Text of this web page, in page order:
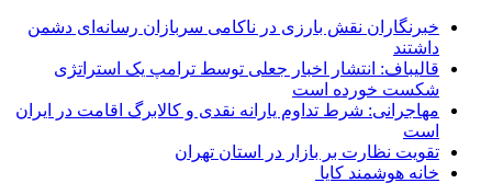
خبرنگاران نقش بارزی در ناکامی سربازان رسانه‌ای دشمن
داشتند
قالیباف: انتشار اخبار جعلی توسط ترامپ یک استراتژی
شکست خورده است
مهاجرانی: شرط تداوم یارانه نقدی و کالابرگ اقامت در ایران
است
تقویت نظارت بر بازار در استان تهران
خانه هوشمند کایا